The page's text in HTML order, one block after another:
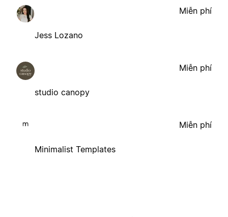
Jess Lozano
Miễn phí
studio canopy
Miễn phí
Minimalist Templates
Miễn phí